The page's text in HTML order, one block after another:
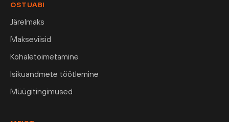
OSTUABI
Järelmaks
Makseviisid
Kohaletoimetamine
Isikuandmete töötlemine
Müügitingimused